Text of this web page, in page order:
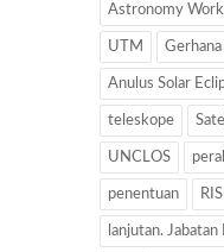
Astronomy
UTM
Anulus Solar
teleskope
UNCLOS
penentuan
lanjutan.